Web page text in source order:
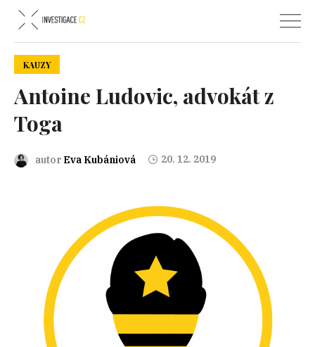
KAUZY
Antoine Ludovic, advokát z
Toga
autor Eva Kubániová 20. 12. 2019